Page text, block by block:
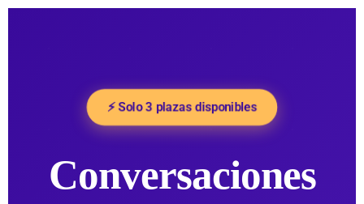
⚡ Solo 3 plazas disponibles
Conversaciones